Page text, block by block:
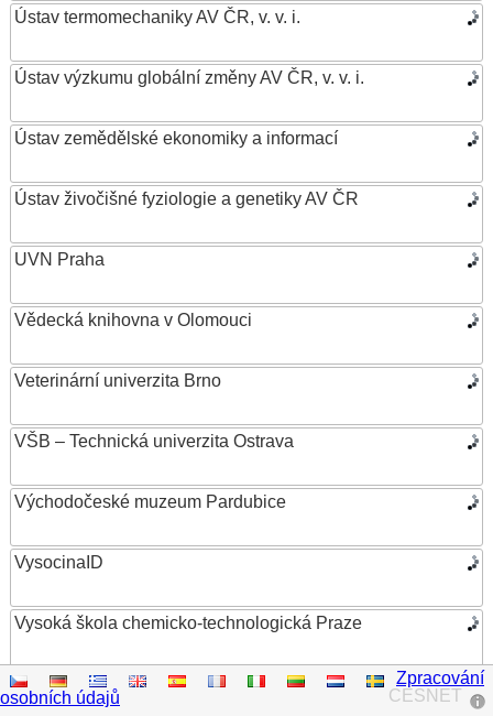
Ústav termomechaniky AV ČR, v. v. i.
Ústav výzkumu globální změny AV ČR, v. v. i.
Ústav zemědělské ekonomiky a informací
Ústav živočišné fyziologie a genetiky AV ČR
UVN Praha
Vědecká knihovna v Olomouci
Veterinární univerzita Brno
VŠB – Technická univerzita Ostrava
Východočeské muzeum Pardubice
VysocinaID
Vysoká škola chemicko-technologická Praze
Vysoká škola ekonomická v Praze
CESNET
Zpracování
osobních údajů